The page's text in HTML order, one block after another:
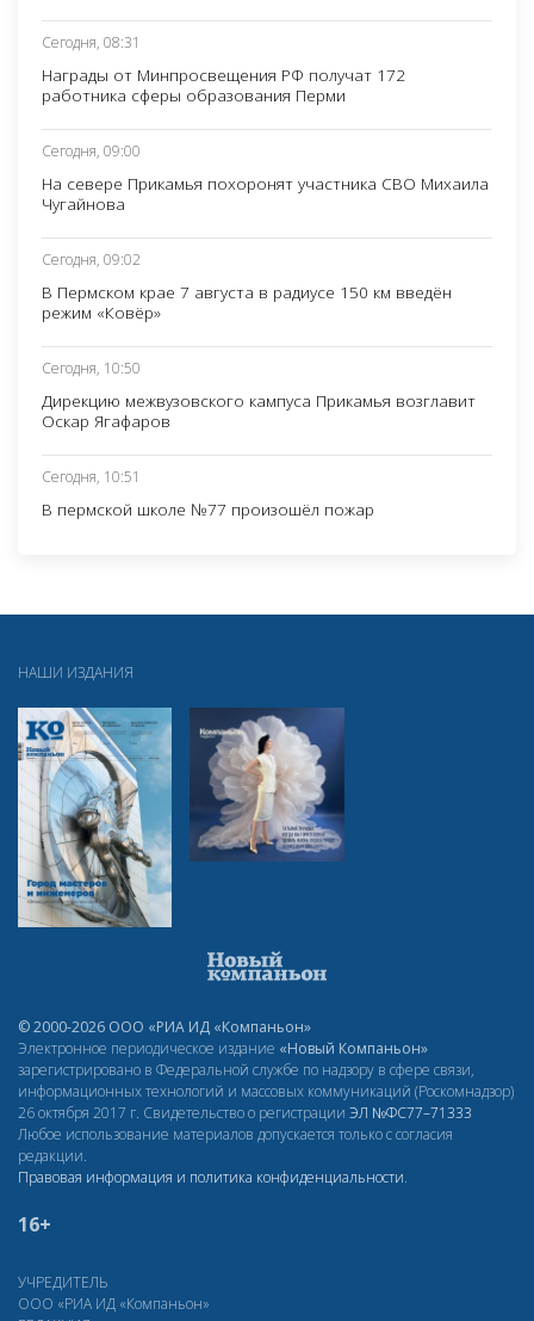
Сегодня, 08:31
Награды от Минпросвещения РФ получат 172
работника сферы образования Перми
Сегодня, 09:00
На севере Прикамья похоронят участника СВО Михаила
Чугайнова
Сегодня, 09:02
В Пермском крае 7 августа в радиусе 150 км введён
режим «Ковёр»
Сегодня, 10:50
Дирекцию межвузовского кампуса Прикамья возглавит
Оскар Ягафаров
Сегодня, 10:51
В пермской школе №77 произошёл пожар
НАШИ ИЗДАНИЯ
© 2000-2026 ООО «РИА ИД «Компаньон»
Электронное периодическое издание «Новый Компаньон»
зарегистрировано в Федеральной службе по надзору в сфере связи,
информационных технологий и массовых коммуникаций (Роскомнадзор)
26 октября 2017 г. Свидетельство о регистрации ЭЛ №ФС77–71333
Любое использование материалов допускается только с согласия
редакции.
Правовая информация и политика конфиденциальности.
16+
УЧРЕДИТЕЛЬ
ООО «РИА ИД «Компаньон»